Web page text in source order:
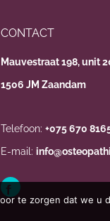
CONTACT
Mauvestraat 198, unit
1506 JM Zaandam
Telefoon: +075 670
E-mail:
te zorgen dat we